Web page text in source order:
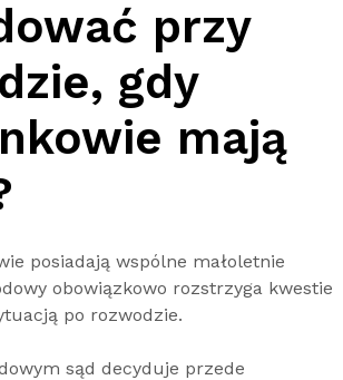
przy
gdy
mają
posiadają wspólne małoletnie
obowiązkowo rozstrzyga kwestie
po rozwodzie.
sąd decyduje przede